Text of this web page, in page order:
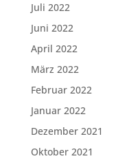
Juli 2022
Juni 2022
April 2022
März 2022
Februar 2022
Januar 2022
Dezember 2021
Oktober 2021